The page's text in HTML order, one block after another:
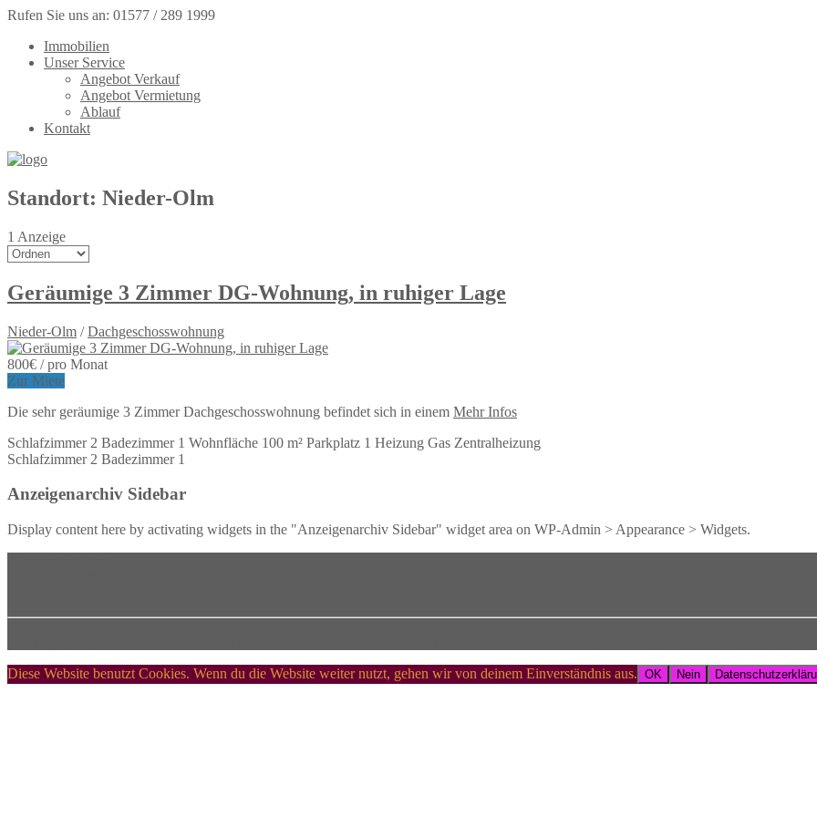
Rufen Sie uns an: 01577 / 289 1999
Immobilien
Unser Service
Angebot Verkauf
Angebot Vermietung
Ablauf
Kontakt
Standort: Nieder-Olm
1 Anzeige
Geräumige 3 Zimmer DG-Wohnung, in ruhiger Lage
Nieder-Olm /Dachgeschosswohnung
800€ / pro Monat
Zur Miete
Die sehr geräumige 3 Zimmer Dachgeschosswohnung befindet sich in einem Mehr Infos
Schlafzimmer 2 Badezimmer 1 Wohnfläche 100 m² Parkplatz 1 Heizung Gas Zentralheizung
Schlafzimmer 2 Badezimmer 1
Anzeigenarchiv Sidebar
Display content here by activating widgets in the "Anzeigenarchiv Sidebar" widget area on WP-Admin > Appearance > Widgets.
Diese Website benutzt Cookies. Wenn du die Website weiter nutzt, gehen wir von deinem Einverständnis aus. OK Nein